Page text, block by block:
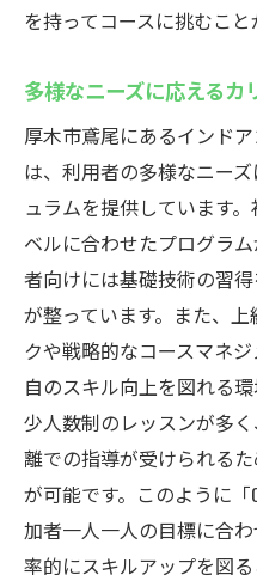
を持ってコースに挑むこと
多様なニーズに応えるカ
厚木市鳶尾にあるインド
は、利用者の多様なニー
ュラムを提供しています
ベルに合わせたプログラ
者向けには基礎技術の習
が整っています。また、
クや戦略的なコースマネ
自のスキル向上を図れる
少人数制のレッスンが多
離での指導が受けられる
が可能です。このように
加者一人一人の目標に合
率的にスキルアップを図る